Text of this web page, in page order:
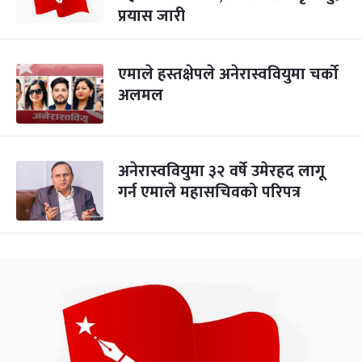
प्रयास जारी
एमाले हस्तक्षेपले अनेरास्ववियुमा चर्को
अलमल
अनेरास्ववियुमा ३२ वर्षे उमेरहद लागू
गर्न एमाले महासचिवको परिपत्र